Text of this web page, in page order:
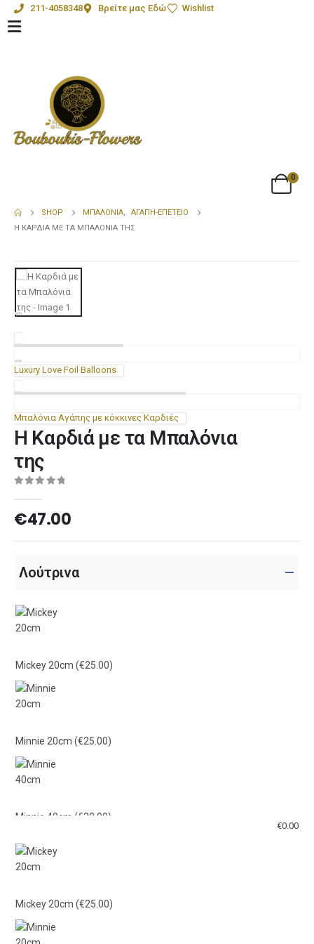
211-4058348 Βρείτε μας Εδώ Wishlist
0
SHOP ΜΠΑΛΌΝΙΑ,
ΑΓΆΠΗ-ΕΠΈΤΕΙΟ
Η ΚΑΡΔΙΆ ΜΕ ΤΑ ΜΠΑΛΌΝΙΑ ΤΗΣ
Luxury Love Foil Balloons
Μπαλόνια Αγάπης με κόκκινες Καρδιές
Η Καρδιά με τα Μπαλόνια
της
€47.00
Λούτρινα
Mickey 20cm (€25.00)
Minnie 20cm (€25.00)
Minnie 40cm (€38.00)
€0.00
Mickey 20cm (€25.00)